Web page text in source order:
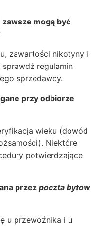
zawsze mogą być
zawartości nikotyny i
regulamin
sprzedawcy.
przy odbiorze
wieku (dowód
Niektóre
potwierdzające
przez poczta bytow
u przewoźnika i u